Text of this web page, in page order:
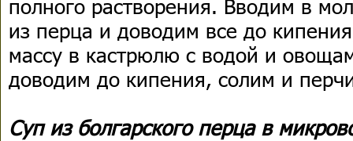
полного растворения. Вводим в
из перца и доводим все до
массу в кастрюлю с водой и
доводим до кипения, солим и
Суп из болгарского перца в